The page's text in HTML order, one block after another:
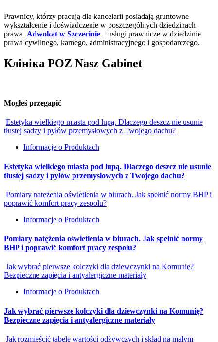
Prawnicy, którzy pracują dla kancelarii posiadają gruntowne
wykształcenie i doświadczenie w poszczególnych dziedzinach
prawa. Adwokat w Szczecinie – usługi prawnicze w dziedzinie
prawa cywilnego, karnego, administracyjnego i gospodarczego.
Клініка POZ Nasz Gabinet
Mogłeś przegapić
Estetyka wielkiego miasta pod lupą. Dlaczego deszcz nie usunie
tłustej sadzy i pyłów przemysłowych z Twojego dachu?
Informacje o Produktach
Estetyka wielkiego miasta pod lupą. Dlaczego deszcz nie usunie
tłustej sadzy i pyłów przemysłowych z Twojego dachu?
Pomiary natężenia oświetlenia w biurach. Jak spełnić normy BHP i
poprawić komfort pracy zespołu?
Informacje o Produktach
Pomiary natężenia oświetlenia w biurach. Jak spełnić normy
BHP i poprawić komfort pracy zespołu?
Jak wybrać pierwsze kolczyki dla dziewczynki na Komunię?
Bezpieczne zapięcia i antyalergiczne materiały
Informacje o Produktach
Jak wybrać pierwsze kolczyki dla dziewczynki na Komunię?
Bezpieczne zapięcia i antyalergiczne materiały
Jak rozmieścić tabelę wartości odżywczych i skład na małym